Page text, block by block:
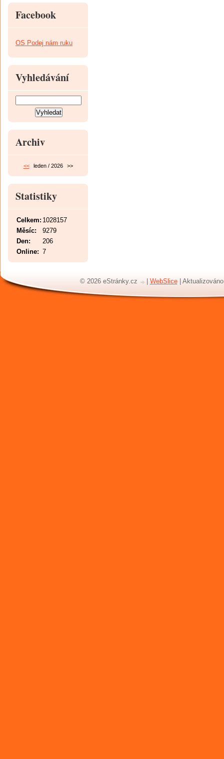
Facebook
OS Podej nám ruku
Vyhledávání
Archiv
<< leden / 2026 >>
Statistiky
Online: 7
Celkem: 1028157
Měsíc:
9279
Den:
206
© 2026 eStránky.cz WebSlice